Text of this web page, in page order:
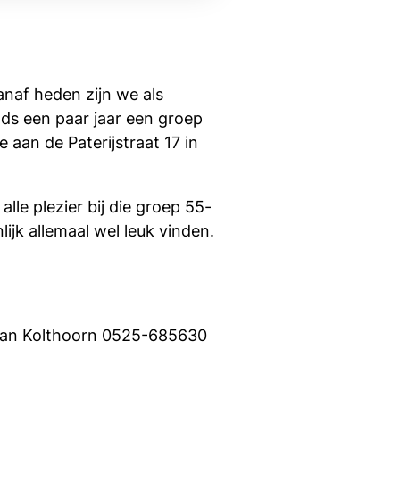
heden zijn we als
een paar jaar een groep
aan de Paterijstraat 17 in
plezier bij die groep 55-
allemaal wel leuk vinden.
Kolthoorn 0525-685630